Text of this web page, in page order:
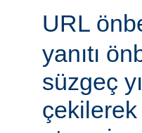
URL
yanıtı
süzgeç